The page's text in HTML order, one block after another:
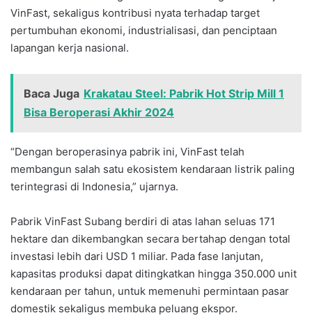
VinFast, sekaligus kontribusi nyata terhadap target
pertumbuhan ekonomi, industrialisasi, dan penciptaan
lapangan kerja nasional.
Baca Juga Krakatau Steel: Pabrik Hot Strip Mill 1
Bisa Beroperasi Akhir 2024
“Dengan beroperasinya pabrik ini, VinFast telah
membangun salah satu ekosistem kendaraan listrik paling
terintegrasi di Indonesia,” ujarnya.
Pabrik VinFast Subang berdiri di atas lahan seluas 171
hektare dan dikembangkan secara bertahap dengan total
investasi lebih dari USD 1 miliar. Pada fase lanjutan,
kapasitas produksi dapat ditingkatkan hingga 350.000 unit
kendaraan per tahun, untuk memenuhi permintaan pasar
domestik sekaligus membuka peluang ekspor.